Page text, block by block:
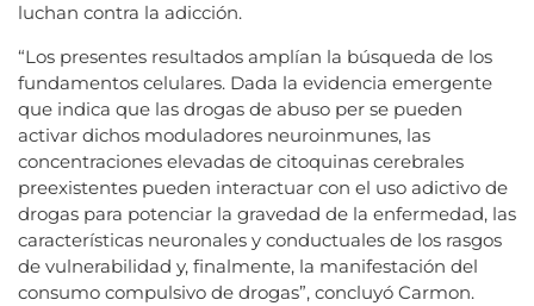
luchan contra la adicción.
“Los presentes resultados amplían la búsqueda de los
fundamentos celulares. Dada la evidencia emergente
que indica que las drogas de abuso per se pueden
activar dichos moduladores neuroinmunes, las
concentraciones elevadas de citoquinas cerebrales
preexistentes pueden interactuar con el uso adictivo de
drogas para potenciar la gravedad de la enfermedad, las
características neuronales y conductuales de los rasgos
de vulnerabilidad y, finalmente, la manifestación del
consumo compulsivo de drogas”, concluyó Carmon.